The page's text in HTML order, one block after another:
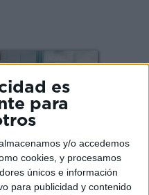
es
para
y/o accedemos
cookies, y procesamos
únicos e información
para publicidad y contenido